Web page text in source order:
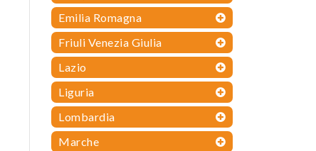
Emilia Romagna
Friuli Venezia Giulia
Lazio
Liguria
Lombardia
Marche